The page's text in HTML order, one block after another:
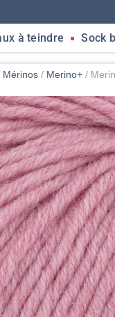
à teindre Sock
Mérinos / Merino+ /